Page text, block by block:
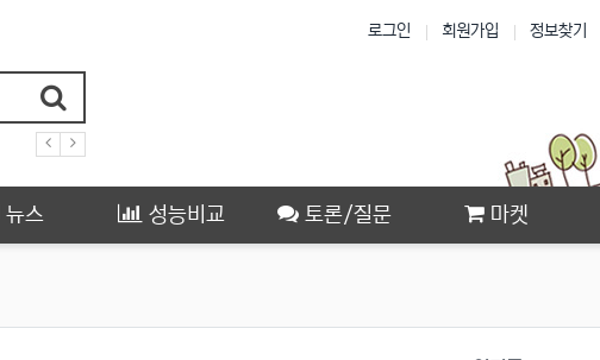
로그인 회원가입 정보찾기
뉴스 성능비교 토론/질문 마켓